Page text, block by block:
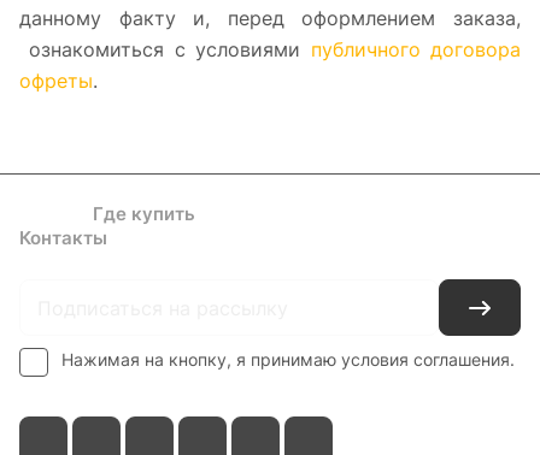
данному факту и, перед оформлением заказа,
ознакомиться с условиями публичного договора
офреты.
Где купить
Контакты
Нажимая на кнопку, я принимаю условия соглашения.